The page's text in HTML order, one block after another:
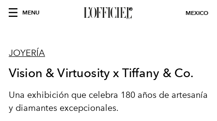
MENU MEXICO
JOYERÍA
Vision & Virtuosity x Tiffany & Co.
Una exhibición que celebra 180 años de artesanía
y diamantes excepcionales.